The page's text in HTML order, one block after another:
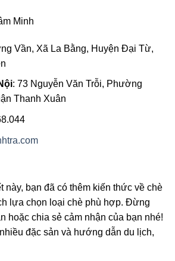
Minh
Vần, Xã La Bằng, Huyện Đại Từ,
: 73 Nguyễn Văn Trỗi, Phường
Thanh Xuân
này, bạn đã có thêm kiến thức về chè
lựa chọn loại chè phù hợp. Đừng
hoặc chia sẻ cảm nhận của bạn nhé!
đặc sản và hướng dẫn du lịch,